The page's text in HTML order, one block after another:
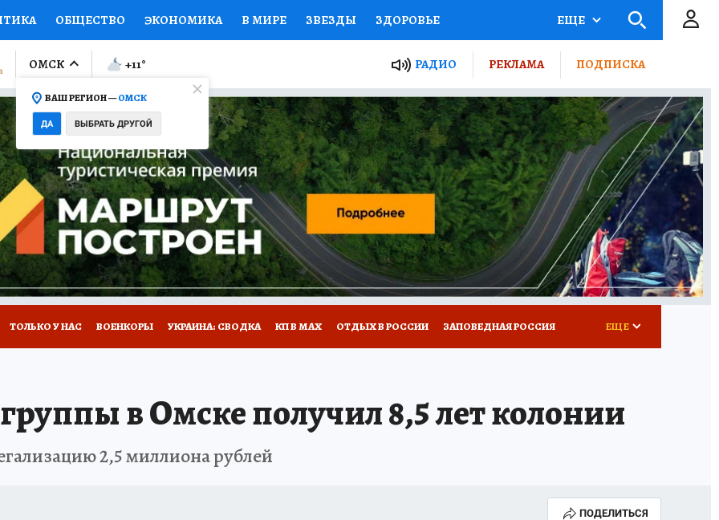
ОБЩЕСТВО ЭКОНОМИКА В МИРЕ ЗВЕЗДЫ ЗДОРОВЬЕ
ПРОИСШЕСТВИЯ НАЦИОНАЛЬНЫЕ ПРОЕКТЫ РОССИИ
ОТКРЫВАЕМ МИР СЕМЬЯ ЖЕНСКИЕ СЕКРЕТЫ ПУТЕВОДИТЕЛЬ
ПРОМОКОДЫ СЕРИАЛЫ СПЕЦПРОЕКТЫ ДЕФИЦИТ ЖЕЛЕЗА ТУРИЗМ
КОЛЛЕКЦИИ КОНКУРСЫ РАБОТА У НАС ГИД ПОТРЕБИТЕЛЯ ВСЕ О КП
САЙТЕ
ЕЩЕ
ОМСК
ВАШ РЕГИОН —ОМСК
ДА ВЫБРАТЬ ДРУГОЙ
+11° РАДИО РЕКЛАМА ПОДПИСКА
ТОЛЬКО У НАС ВОЕНКОРЫ УКРАИНА: СВОДКА КП В МАХ ОТДЫХ В РОССИИ ЗАПОВЕДНАЯ РОССИЯ ЕЩЕ
в Омске получил 8,5 лет колонии
2,5 миллиона рублей
ПОДЕЛИТЬСЯ